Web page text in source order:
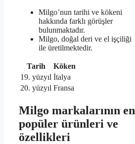
Milgo’nun tarihi ve kökeni
hakkında farklı görüşler
bulunmaktadır.
Milgo, doğal deri ve el işçiliği
ile üretilmektedir.
Tarih
Köken
19. yüzyıl İtalya
20. yüzyıl Fransa
Milgo markalarının en
popüler ürünleri ve
özellikleri